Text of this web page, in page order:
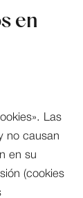
en
Las
no causan
en su
(cookies